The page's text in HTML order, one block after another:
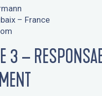
– France
3 –